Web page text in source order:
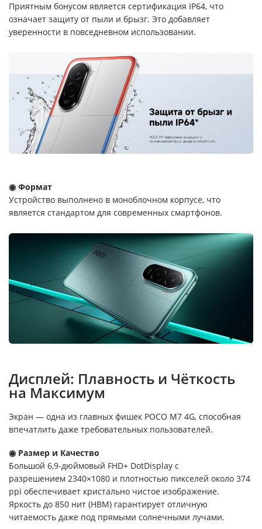
Приятным бонусом является сертификация IP64, что
означает защиту от пыли и брызг. Это добавляет
уверенности в повседневном использовании.
◉ Формат
Устройство выполнено в моноблочном корпусе, что
является стандартом для современных смартфонов.
Дисплей: Плавность и Чёткость
на Максимум
Экран — одна из главных фишек POCO M7 4G, способная
впечатлить даже требовательных пользователей.
◉ Размер и Качество
Большой 6,9-дюймовый FHD+ DotDisplay с
разрешением 2340×1080 и плотностью пикселей около 374
ppi обеспечивает кристально чистое изображение.
Яркость до 850 нит (HBM) гарантирует отличную
читаемость даже под прямыми солнечными лучами.